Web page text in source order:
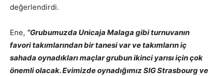
değerlendirdi.
Ene, “Grubumuzda Unicaja Malaga gibi turnuvanın
favori takımlarından bir tanesi var ve takımların iç
sahada oynadıkları maçlar grubun ikinci yarısı için çok
önemli olacak. Evimizde oynadığımız SIG Strasbourg ve